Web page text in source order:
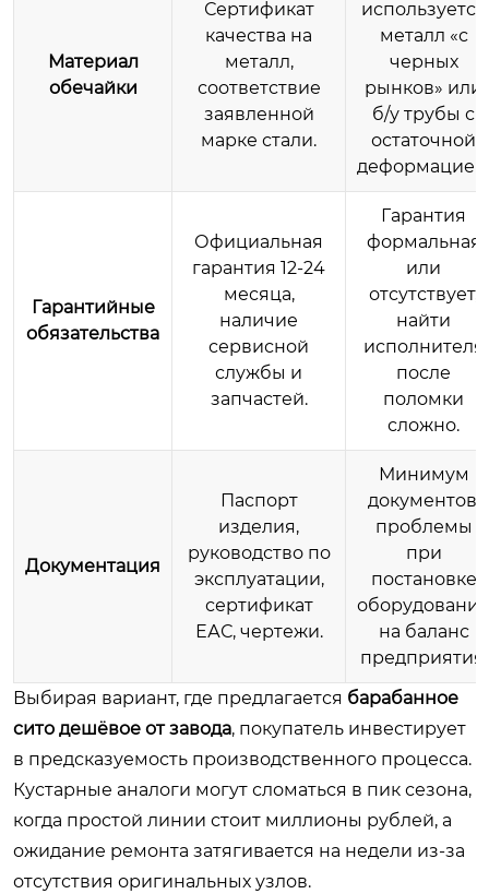
Материал
обечайки
Сертификат
качества на
металл,
соответствие
заявленной
марке стали.
используется
металл «с
черных
рынков» или
б/у трубы с
остаточной
деформацией.
Гарантийные
обязательства
Официальная
гарантия 12-24
месяца,
наличие
сервисной
службы и
запчастей.
Гарантия
формальная
или
отсутствует,
найти
исполнителя
после
поломки
сложно.
Документация
Паспорт
изделия,
руководство по
эксплуатации,
сертификат
ЕАС, чертежи.
Минимум
документов,
проблемы
при
постановке
оборудования
на баланс
предприятия.
Выбирая вариант, где предлагается барабанное
сито дешёвое от завода, покупатель инвестирует
в предсказуемость производственного процесса.
Кустарные аналоги могут сломаться в пик сезона,
когда простой линии стоит миллионы рублей, а
ожидание ремонта затягивается на недели из-за
отсутствия оригинальных узлов.